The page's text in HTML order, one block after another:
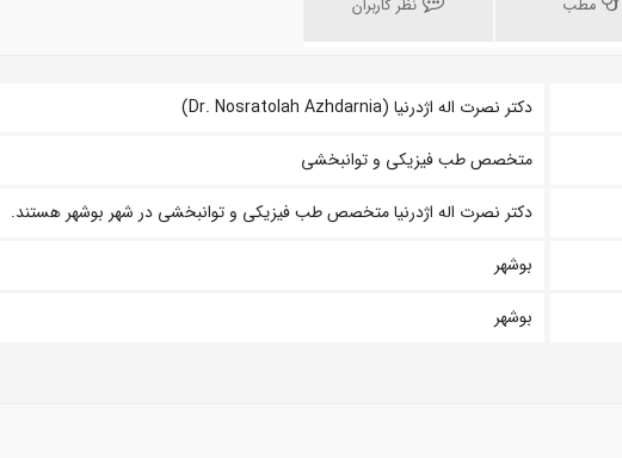
مطب نظر کاربران
دکتر نصرت اله اژدرنیا (Dr. Nosratolah Azhdarnia)
متخصص طب فیزیکی و توانبخشی
دکتر نصرت اله اژدرنیا متخصص طب فیزیکی و توانبخشی در شهر بوشهر هستند.
بوشهر
بوشهر